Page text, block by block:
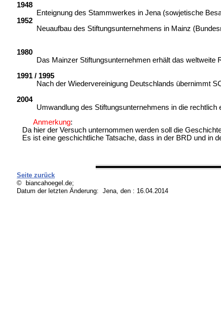
1948
Enteignung des Stammwerkes in Jena (sowjetische
1952
Neuaufbau des Stiftungsunternehmens in Mainz
1980
Das Mainzer Stiftungsunternehmen erhält das
1991 / 1995
Nach der Wiedervereinigung Deutschlands übernimmt
2004
Umwandlung des Stiftungsunternehmens in die
Anmerkung:
Da hier der Versuch unternommen werden soll die
Es ist eine geschichtliche Tatsache, dass in der BRD und in
Seite zurück
© biancahoegel.de;
Datum der letzten Änderung: Jena, den : 16.04.2014